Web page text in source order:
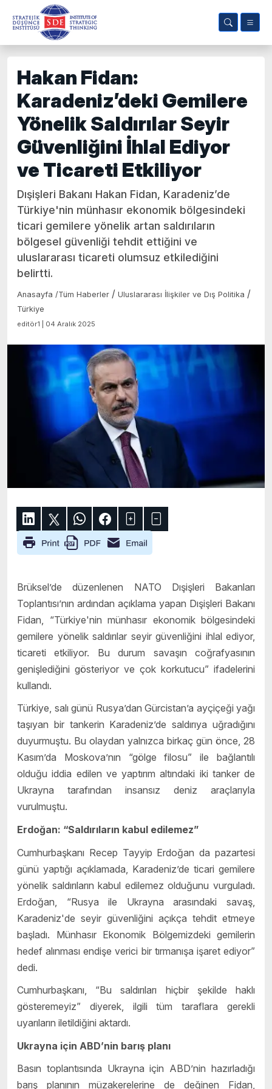
Hakan Fidan:
Karadeniz’deki Gemilere
Yönelik Saldırılar Seyir
Güvenliğini İhlal Ediyor
ve Ticareti Etkiliyor
Dışişleri Bakanı Hakan Fidan, Karadeniz’de
Türkiye'nin münhasır ekonomik bölgesindeki
ticari gemilere yönelik artan saldırıların
bölgesel güvenliği tehdit ettiğini ve
uluslararası ticareti olumsuz etkilediğini
belirtti.
Anasayfa /Tüm Haberler / Uluslararası İlişkiler ve Dış Politika /
Türkiye
editör1 | 04 Aralık 2025
Brüksel’de düzenlenen NATO Dışişleri Bakanları
Toplantısı’nın ardından açıklama yapan Dışişleri Bakanı
Fidan, “Türkiye'nin münhasır ekonomik bölgesindeki
gemilere yönelik saldırılar seyir güvenliğini ihlal ediyor,
ticareti etkiliyor. Bu durum savaşın coğrafyasının
genişlediğini gösteriyor ve çok korkutucu” ifadelerini
kullandı.
Türkiye, salı günü Rusya’dan Gürcistan’a ayçiçeği yağı
taşıyan bir tankerin Karadeniz’de saldırıya uğradığını
duyurmuştu. Bu olaydan yalnızca birkaç gün önce, 28
Kasım’da Moskova’nın “gölge filosu” ile bağlantılı
olduğu iddia edilen ve yaptırım altındaki iki tanker de
Ukrayna tarafından insansız deniz araçlarıyla
vurulmuştu.
Erdoğan: “Saldırıların kabul edilemez”
Cumhurbaşkanı Recep Tayyip Erdoğan da pazartesi
günü yaptığı açıklamada, Karadeniz’de ticari gemilere
yönelik saldırıların kabul edilemez olduğunu vurguladı.
Erdoğan, “Rusya ile Ukrayna arasındaki savaş,
Karadeniz'de seyir güvenliğini açıkça tehdit etmeye
başladı. Münhasır Ekonomik Bölgemizdeki gemilerin
hedef alınması endişe verici bir tırmanışa işaret ediyor”
dedi.
Cumhurbaşkanı, “Bu saldırıları hiçbir şekilde haklı
gösteremeyiz” diyerek, ilgili tüm taraflara gerekli
uyarıların iletildiğini aktardı.
Ukrayna için ABD’nin barış planı
Basın toplantısında Ukrayna için ABD’nin hazırladığı
barış planının müzakerelerine de değinen Fidan,